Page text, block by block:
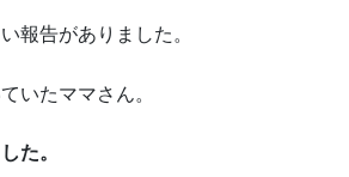
報告がありました。
いたママさん。
た。